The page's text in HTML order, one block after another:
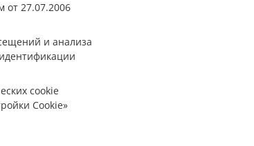
от 27.07.2006
и анализа
cookie
Cookie»